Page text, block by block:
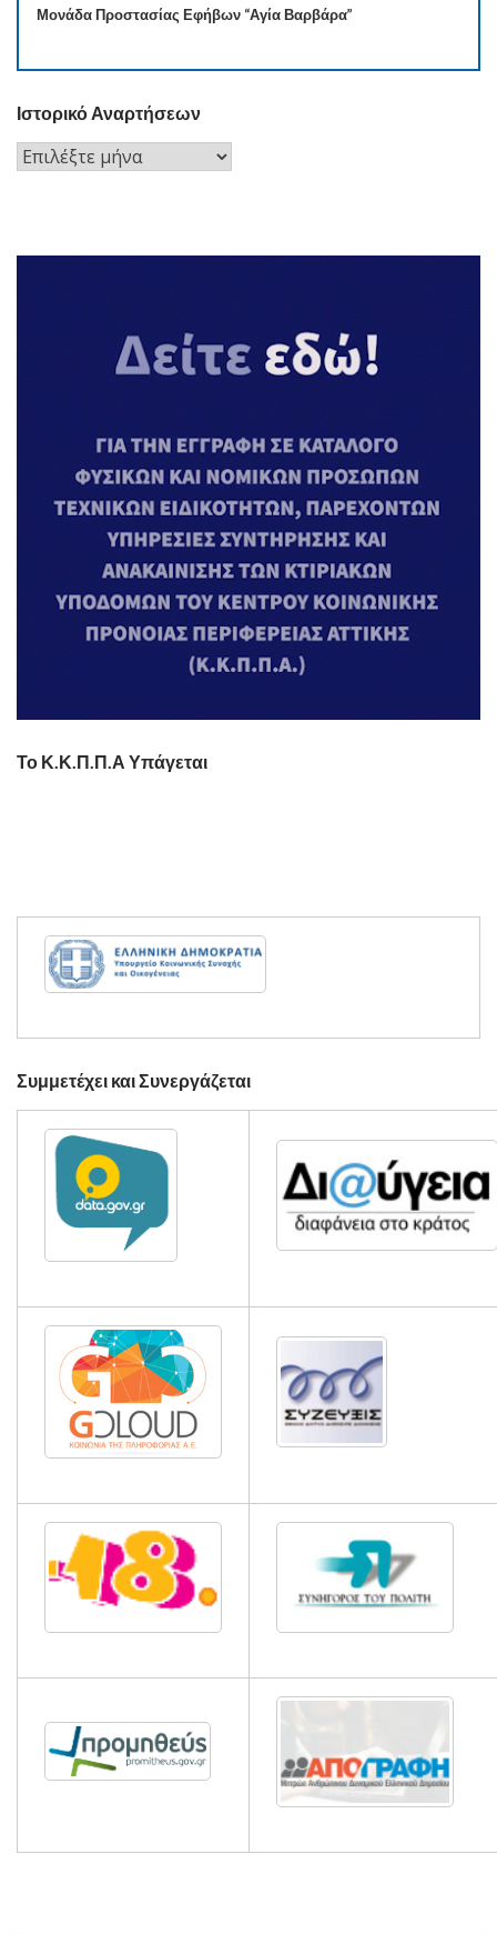
Μονάδα Προστασίας Εφήβων “Αγία Βαρβάρα”
Ιστορικό Αναρτήσεων
Ιστορικό
Το Κ.Κ.Π.Π.Α Υπάγεται
Συμμετέχει και Συνεργάζεται